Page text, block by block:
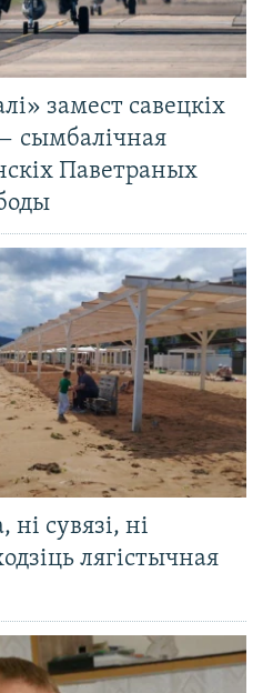
замест савецкіх
сымбалічная
Паветраных
ні сувязі, ні
лягістычная